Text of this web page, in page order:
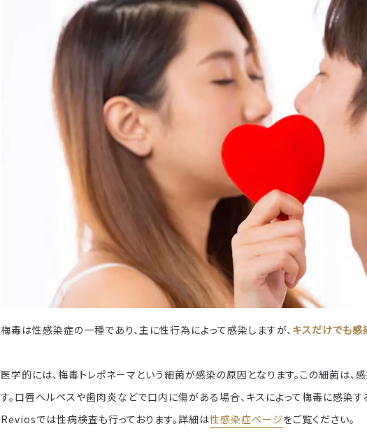
梅毒は性感染症の一種であり、主に性行為によって感染しますが、 キスだけでも感
医学的には、梅毒トレポネーマという細菌が感染の原因となります。この細菌は、
す。口唇ヘルペスや歯肉炎などで口内に傷がある場合、キスによって梅毒に感染す
Reviosでは性病検査も行っております。詳細は性感染症ページをご覧ください。